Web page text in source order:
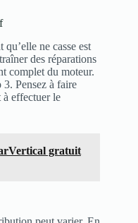
ne casse est
des réparations
complet du moteur.
Pensez à faire
effectuer le
gratuit